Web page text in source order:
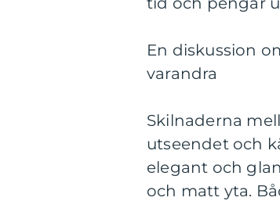
En diskussion
varandra
Skilnaderna
utseendet och
elegant och
och matt yta.